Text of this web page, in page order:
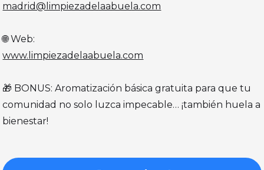
madrid@limpiezadelaabuela.com
🌐 Web:
www.limpiezadelaabuela.com
🎁 BONUS: Aromatización básica gratuita para que tu
comunidad no solo luzca impecable… ¡también huela a
bienestar!‍